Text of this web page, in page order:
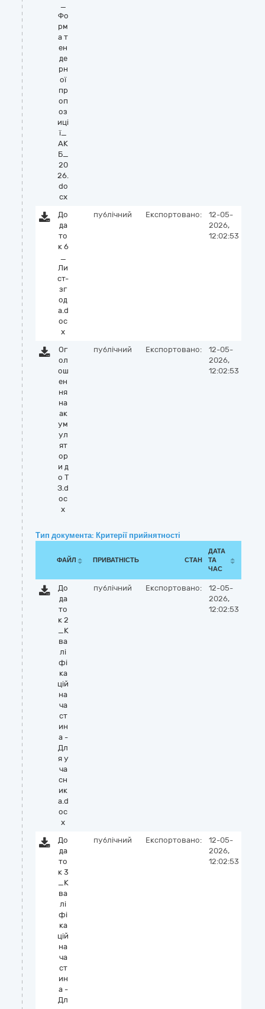
_
Фо
рм
а т
ен
де
рн
ої
пр
оп
оз
иці
ї_
АК
Б_
20
26.
do
cx
До
да
то
к 6
_
Ли
ст-
зг
од
а.d
oc
x
публічний Експортовано:
12-05-
2026,
12:02:53
Ог
ол
ош
ен
ня
на
ак
ум
ул
ят
ор
и д
о Т
З.d
oc
x
публічний Експортовано:
12-05-
2026,
12:02:53
Тип документа: Критерії прийнятності
ФАЙЛ ПРИВАТНІСТЬ СТАН
ДАТА
ТА
ЧАС
До
да
то
к 2
_К
ва
лі
фі
ка
цій
на
ча
ст
ин
а -
Дл
я у
ча
сн
ик
а.d
oc
x
публічний Експортовано:
12-05-
2026,
12:02:53
До
да
то
к 3
_К
ва
лі
фі
ка
цій
на
ча
ст
ин
а -
Дл
публічний Експортовано:
12-05-
2026,
12:02:53